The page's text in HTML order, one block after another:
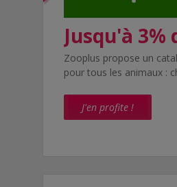
Jusqu'à 3%
Zooplus propose un
pour tous les animaux :
J'en profite !